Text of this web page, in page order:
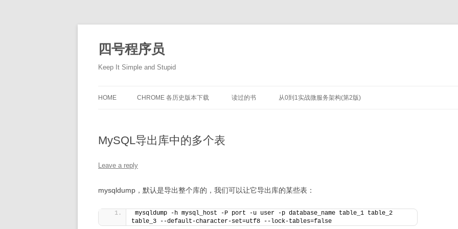
content
四号程序员
Keep It Simple and Stupid
HOME CHROME 各历史版本下载 读过的书 从0到1实战微服务架构(第2版)
MySQL导出库中的多个表
Leave a reply
mysqldump，默认是导出整个库的，我们可以让它导出库的某些表：
mysqldump -h mysql_host -P port -u user -p database_name table_1 table_2
table_3 --default-character-set=utf8 --lock-tables=false